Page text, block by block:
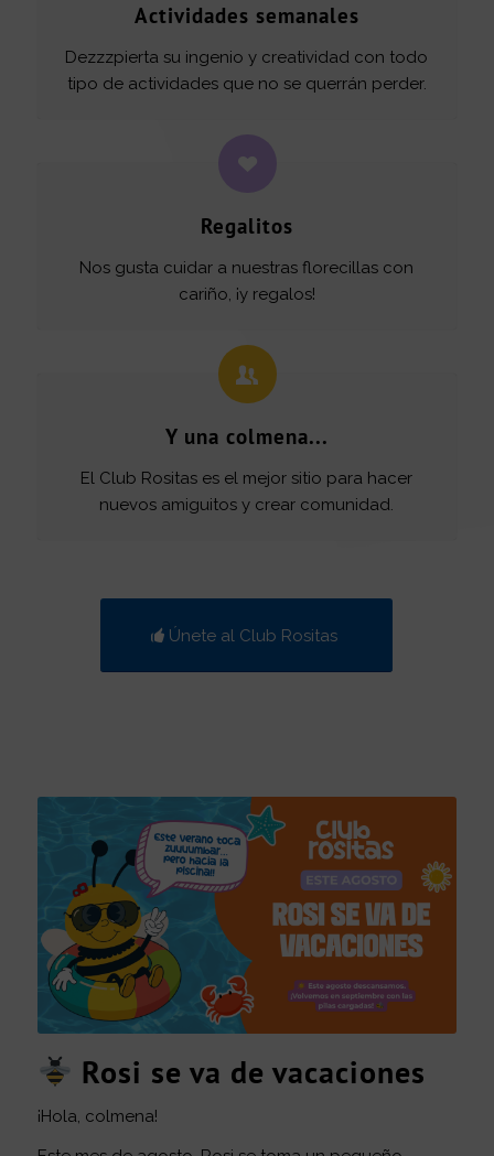
Actividades semanales
Dezzzpierta su ingenio y creatividad con todo
tipo de actividades que no se querrán perder.
Regalitos
Nos gusta cuidar a nuestras florecillas con
cariño, ¡y regalos!
Y una colmena...
El Club Rositas es el mejor sitio para hacer
nuevos amiguitos y crear comunidad.
Únete al Club Rositas
Rosi se va de vacaciones
¡Hola, colmena!